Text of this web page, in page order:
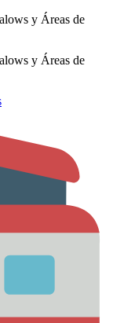
y Áreas de
y Áreas de